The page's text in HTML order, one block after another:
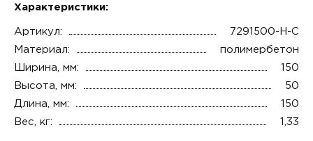
Характеристики:
Артикул:
7291500-Н-С
Материал:
полимербетон
Ширина, мм:
150
Высота, мм:
50
Длина, мм:
150
Вес, кг:
1,33